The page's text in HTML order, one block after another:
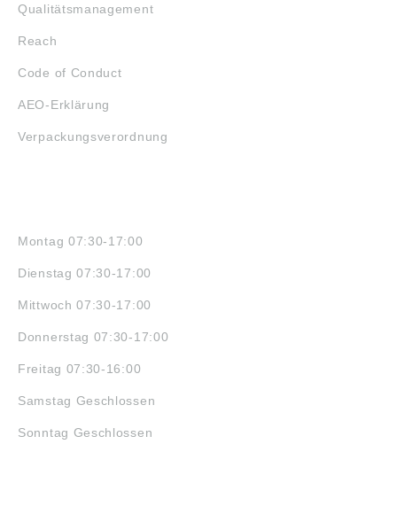
Qualitätsmanagement
Reach
Code of Conduct
AEO-Erklärung
Verpackungsverordnung
Montag 07:30-17:00
Dienstag 07:30-17:00
Mittwoch 07:30-17:00
Donnerstag 07:30-17:00
Freitag 07:30-16:00
Samstag Geschlossen
Sonntag Geschlossen